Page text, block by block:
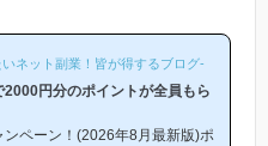
ネット副業！皆が得するブログ-
円分のポイントが全員もら
ペーン！(2026年8月最新版)ポ